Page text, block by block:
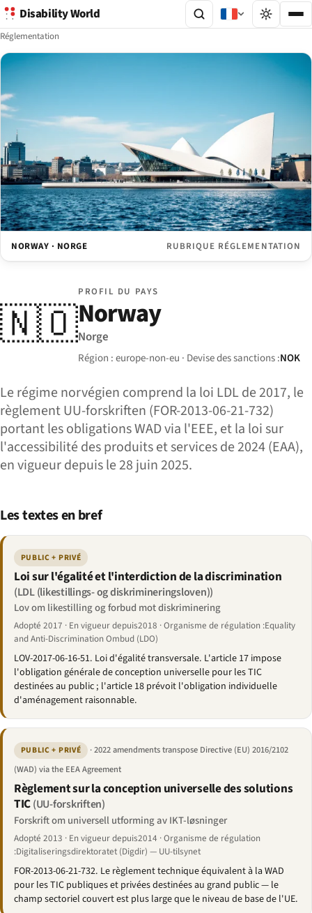
Disability World
Réglementation
NORWAY · NORGE RUBRIQUE RÉGLEMENTATION
🇳🇴
PROFIL DU PAYS
Norway
Norge
Région : europe-non-eu · Devise des sanctions :NOK
Le régime norvégien comprend la loi LDL de 2017, le
règlement UU-forskriften (FOR-2013-06-21-732)
portant les obligations WAD via l'EEE, et la loi sur
l'accessibilité des produits et services de 2024 (EAA),
en vigueur depuis le 28 juin 2025.
Les textes en bref
PUBLIC + PRIVÉ
Loi sur l'égalité et l'interdiction de la discrimination
(LDL (likestillings- og diskrimineringsloven))
Lov om likestilling og forbud mot diskriminering
Adopté 2017 · En vigueur depuis2018 · Organisme de régulation :Equality
and Anti-Discrimination Ombud (LDO)
LOV-2017-06-16-51. Loi d'égalité transversale. L'article 17 impose
l'obligation générale de conception universelle pour les TIC
destinées au public ; l'article 18 prévoit l'obligation individuelle
d'aménagement raisonnable.
PUBLIC + PRIVÉ
· 2022 amendments transpose Directive (EU) 2016/2102
(WAD) via the EEA Agreement
Règlement sur la conception universelle des solutions
TIC(UU-forskriften)
Forskrift om universell utforming av IKT-løsninger
Adopté 2013 · En vigueur depuis2014 · Organisme de régulation
:Digitaliseringsdirektoratet (Digdir) — UU-tilsynet
FOR-2013-06-21-732. Le règlement technique équivalent à la WAD
pour les TIC publiques et privées destinées au grand public — le
champ sectoriel couvert est plus large que le niveau de base de l'UE.